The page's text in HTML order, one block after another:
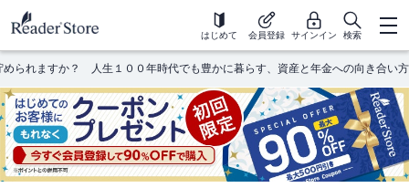
はじめて 会員登録 サインイン 検索
られますか？ 人生１００年時代でも豊かに暮らす、資産と年金への向き合い方